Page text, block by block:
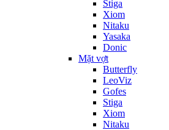
Stiga
Xiom
Nitaku
Yasaka
Donic
Mặt vợt
Butterfly
LeoViz
Gofes
Stiga
Xiom
Nitaku